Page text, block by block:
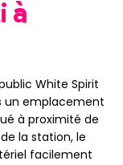
à
White Spirit
un emplacement
à proximité de
la station, le
facilement